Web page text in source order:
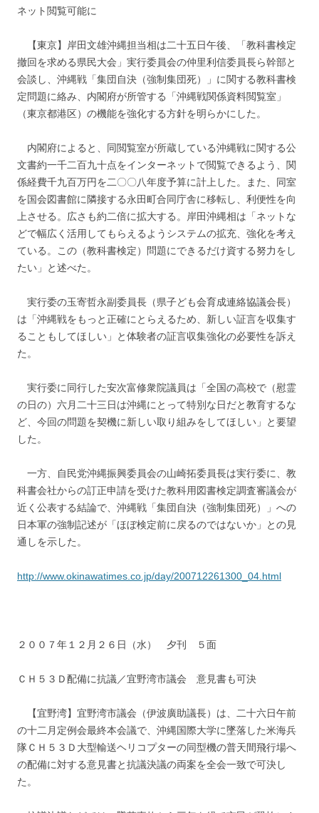
ネット閲覧可能に
【東京】岸田文雄沖縄担当相は二十五日午後、「教科書検定
撤回を求める県民大会」実行委員会の仲里利信委員長ら幹部と
会談し、沖縄戦「集団自決（強制集団死）」に関する教科書検
定問題に絡み、内閣府が所管する「沖縄戦関係資料閲覧室」
（東京都港区）の機能を強化する方針を明らかにした。
内閣府によると、同閲覧室が所蔵している沖縄戦に関する公
文書約一千二百九十点をインターネットで閲覧できるよう、関
係経費千九百万円を二〇〇八年度予算に計上した。また、同室
を国会図書館に隣接する永田町合同庁舎に移転し、利便性を向
上させる。広さも約二倍に拡大する。岸田沖縄相は「ネットな
どで幅広く活用してもらえるようシステムの拡充、強化を考え
ている。この（教科書検定）問題にできるだけ資する努力をし
たい」と述べた。
実行委の玉寄哲永副委員長（県子ども会育成連絡協議会長）
は「沖縄戦をもっと正確にとらえるため、新しい証言を収集す
ることもしてほしい」と体験者の証言収集強化の必要性を訴え
た。
実行委に同行した安次富修衆院議員は「全国の高校で（慰霊
の日の）六月二十三日は沖縄にとって特別な日だと教育するな
ど、今回の問題を契機に新しい取り組みをしてほしい」と要望
した。
一方、自民党沖縄振興委員会の山崎拓委員長は実行委に、教
科書会社からの訂正申請を受けた教科用図書検定調査審議会が
近く公表する結論で、沖縄戦「集団自決（強制集団死）」への
日本軍の強制記述が「ほぼ検定前に戻るのではないか」との見
通しを示した。
http://www.okinawatimes.co.jp/day/200712261300_04.html
２００７年１２月２６日（水） 夕刊 ５面
ＣＨ５３Ｄ配備に抗議／宜野湾市議会 意見書も可決
【宜野湾】宜野湾市議会（伊波廣助議長）は、二十六日午前
の十二月定例会最終本会議で、沖縄国際大学に墜落した米海兵
隊ＣＨ５３Ｄ大型輸送ヘリコプターの同型機の普天間飛行場へ
の配備に対する意見書と抗議決議の両案を全会一致で可決し
た。